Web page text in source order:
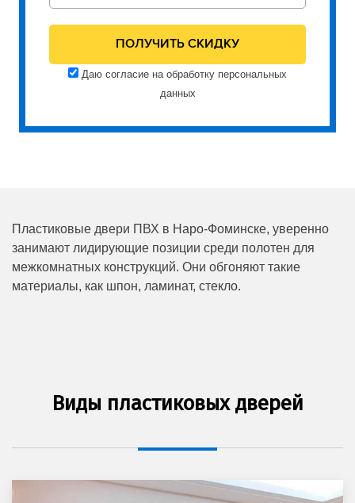
Даю согласие на обработку персональных
данных
Пластиковые двери ПВХ в Наро-Фоминске, уверенно
занимают лидирующие позиции среди полотен для
межкомнатных конструкций. Они обгоняют такие
материалы, как шпон, ламинат, стекло.
Виды пластиковых дверей